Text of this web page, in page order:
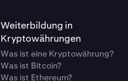
Weiterbildung in
Kryptowährungen
Was ist eine Kryptowährung?
Was ist Bitcoin?
Was ist Ethereum?